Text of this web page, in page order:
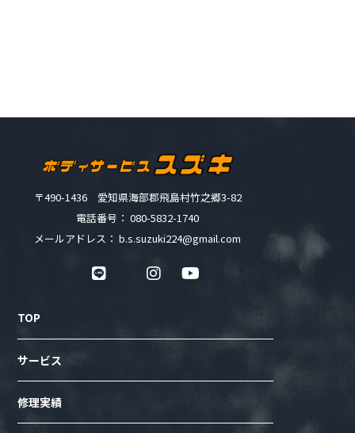
〒490-1436 愛知県海部郡飛島村竹之郷3-82
電話番号： 080-5832-1740
メールアドレス： b.s.suzuki224@gmail.com
TOP
サービス
修理実績